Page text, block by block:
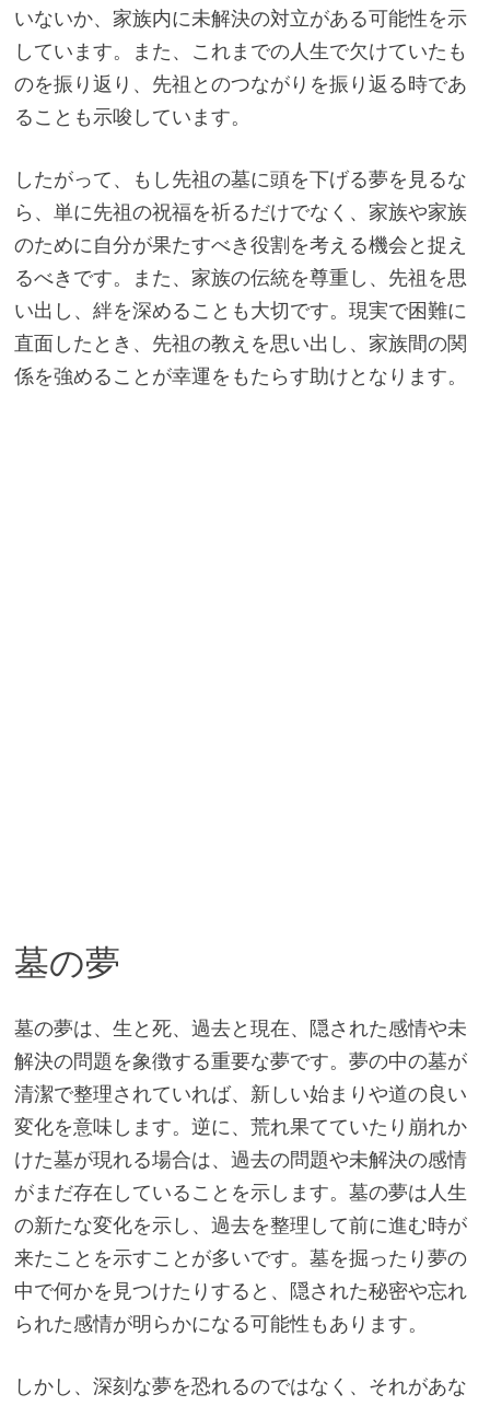
いないか、家族内に未解決の対立がある可能性を示
しています。また、これまでの人生で欠けていたも
のを振り返り、先祖とのつながりを振り返る時であ
ることも示唆しています。
したがって、もし先祖の墓に頭を下げる夢を見るな
ら、単に先祖の祝福を祈るだけでなく、家族や家族
のために自分が果たすべき役割を考える機会と捉え
るべきです。また、家族の伝統を尊重し、先祖を思
い出し、絆を深めることも大切です。現実で困難に
直面したとき、先祖の教えを思い出し、家族間の関
係を強めることが幸運をもたらす助けとなります。
墓の夢
墓の夢は、生と死、過去と現在、隠された感情や未
解決の問題を象徴する重要な夢です。夢の中の墓が
清潔で整理されていれば、新しい始まりや道の良い
変化を意味します。逆に、荒れ果てていたり崩れか
けた墓が現れる場合は、過去の問題や未解決の感情
がまだ存在していることを示します。墓の夢は人生
の新たな変化を示し、過去を整理して前に進む時が
来たことを示すことが多いです。墓を掘ったり夢の
中で何かを見つけたりすると、隠された秘密や忘れ
られた感情が明らかになる可能性もあります。
しかし、深刻な夢を恐れるのではなく、それがあな